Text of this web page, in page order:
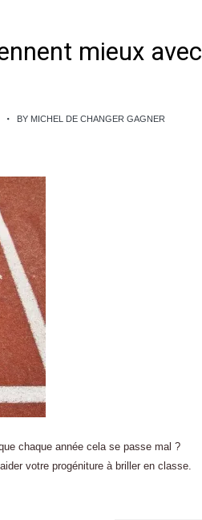
mieux avec
BY MICHEL DE CHANGER GAGNER
chaque année cela se passe mal ?
votre progéniture à briller en classe.